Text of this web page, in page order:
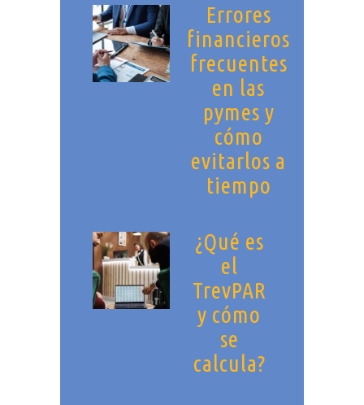
Errores
financieros
frecuentes
en las
pymes y
cómo
evitarlos a
tiempo
¿Qué es
el
TrevPAR
y cómo
se
calcula?